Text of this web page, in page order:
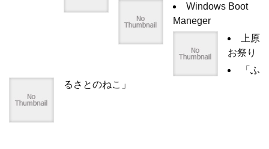
Windows Boot
Maneger
上原
お祭り
「ふ
るさとのねこ」